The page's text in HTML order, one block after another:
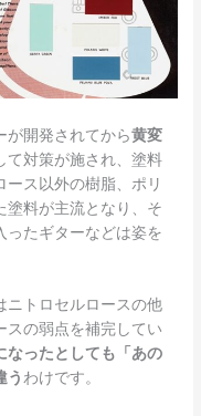
が開発されてから黄変
て対策が施され、塗料
ース以外の樹脂、ポリ
塗料が主流となり、そ
ったギターなどは姿を
ニトロセルロースの他
スの弱点を補完してい
なったとしても「あの
うわけです。